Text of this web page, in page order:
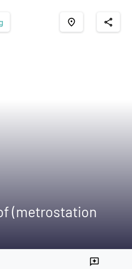
place share
(metrostation
reviews